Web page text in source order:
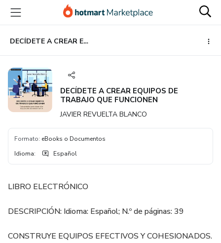
principal
página
de
página
DECÍDETE A CREAR EQUIPOS DE TRABAJO QUE FUNCIONEN
DECÍDETE A CREAR EQUIPOS DE
TRABAJO QUE FUNCIONEN
JAVIER REVUELTA BLANCO
Formato: eBooks o Documentos
Idioma: Español
LIBRO ELECTRÓNICO
DESCRIPCIÓN: Idioma: Español; N.º de páginas: 39
CONSTRUYE EQUIPOS EFECTIVOS Y COHESIONADOS.